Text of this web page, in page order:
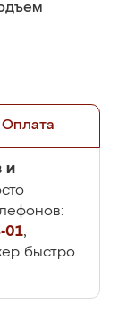
Оплата
и
01,
быстро